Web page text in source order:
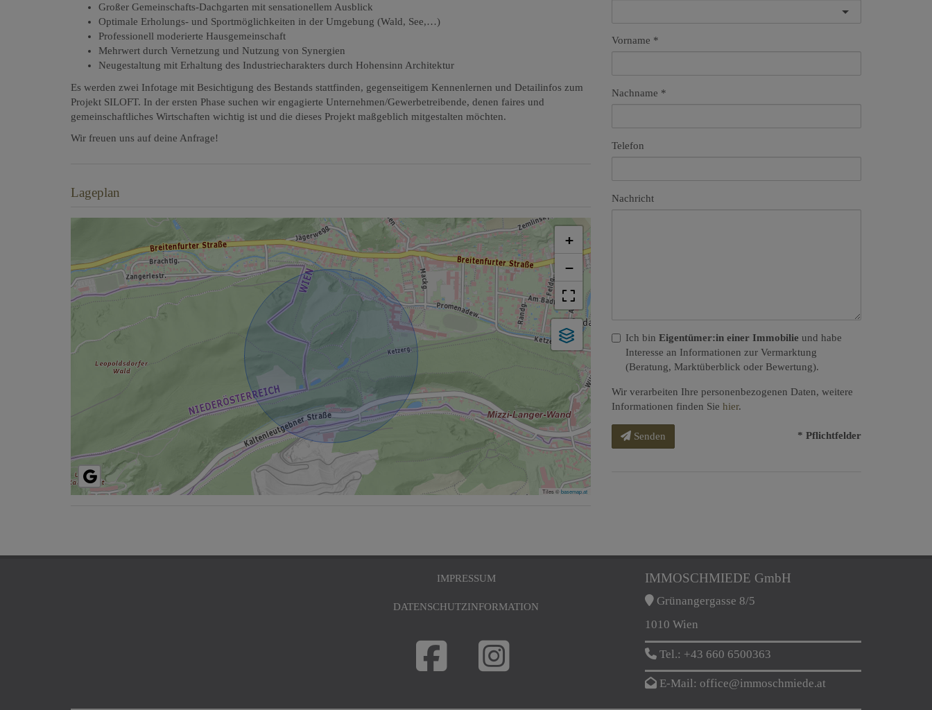
Großer Gemeinschafts-Dachgarten mit sensationellem Ausblick
Optimale Erholungs- und Sportmöglichkeiten in der Umgebung (Wald, See,…)
Professionell moderierte Hausgemeinschaft
Mehrwert durch Vernetzung und Nutzung von Synergien
Neugestaltung mit Erhaltung des Industriecharakters durch Hohensinn Architektur
Es werden zwei Infotage mit Besichtigung des Bestands stattfinden, gegenseitigem Kennenlernen und Detailinfos zum
Projekt SILOFT. In der ersten Phase suchen wir engagierte Unternehmen/Gewerbetreibende, denen faires und
gemeinschaftliches Wirtschaften wichtig ist und die dieses Projekt maßgeblich mitgestalten möchten.
Wir freuen uns auf deine Anfrage!
Lageplan
+
−
Tiles ©basemap.at
Vorname
Nachname
Telefon
Nachricht
Ich bin Eigentümer:in einer Immobilie und habe
Interesse an Informationen zur Vermarktung
(Beratung, Marktüberblick oder Bewertung).
Wir verarbeiten Ihre personenbezogenen Daten, weitere
Informationen finden Sie hier.
Senden * Pflichtfelder
IMPRESSUM
DATENSCHUTZINFORMATION
IMMOSCHMIEDE GmbH
Grünangergasse 8/5
1010 Wien
Tel.: +43 660 6500363
E-Mail: office@immoschmiede.at